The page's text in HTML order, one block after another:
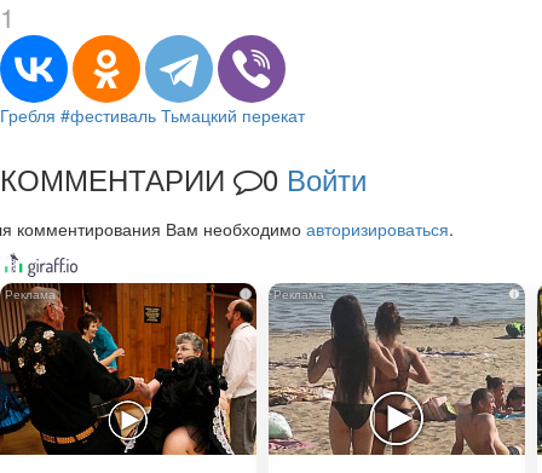
1
Гребля #фестиваль Тьмацкий перекат
КОММЕНТАРИИ 0 Войти
комментирования Вам необходимо авторизироваться.
i i